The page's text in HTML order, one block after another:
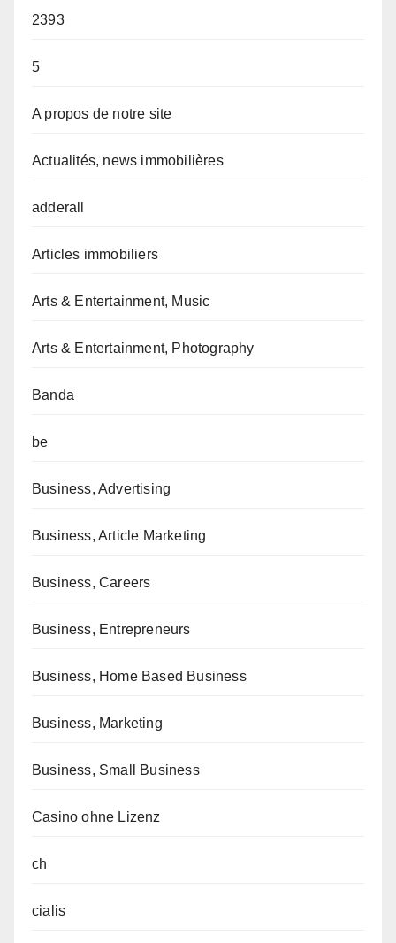
2393
5
A propos de notre site
Actualités, news immobilières
adderall
Articles immobiliers
Arts & Entertainment, Music
Arts & Entertainment, Photography
Banda
be
Business, Advertising
Business, Article Marketing
Business, Careers
Business, Entrepreneurs
Business, Home Based Business
Business, Marketing
Business, Small Business
Casino ohne Lizenz
ch
cialis